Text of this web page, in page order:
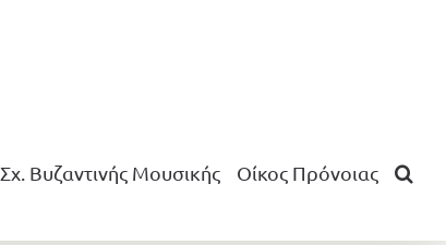
Σχ. Βυζαντινής Μουσικής Οίκος Πρόνοιας